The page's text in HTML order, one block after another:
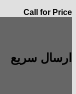
Call for Price
ارسال سریع